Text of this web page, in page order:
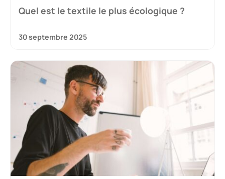
Quel est le textile le plus écologique ?
30 septembre 2025